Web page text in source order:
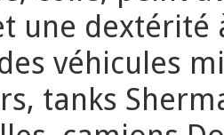
une dextérité
véhicules
tanks